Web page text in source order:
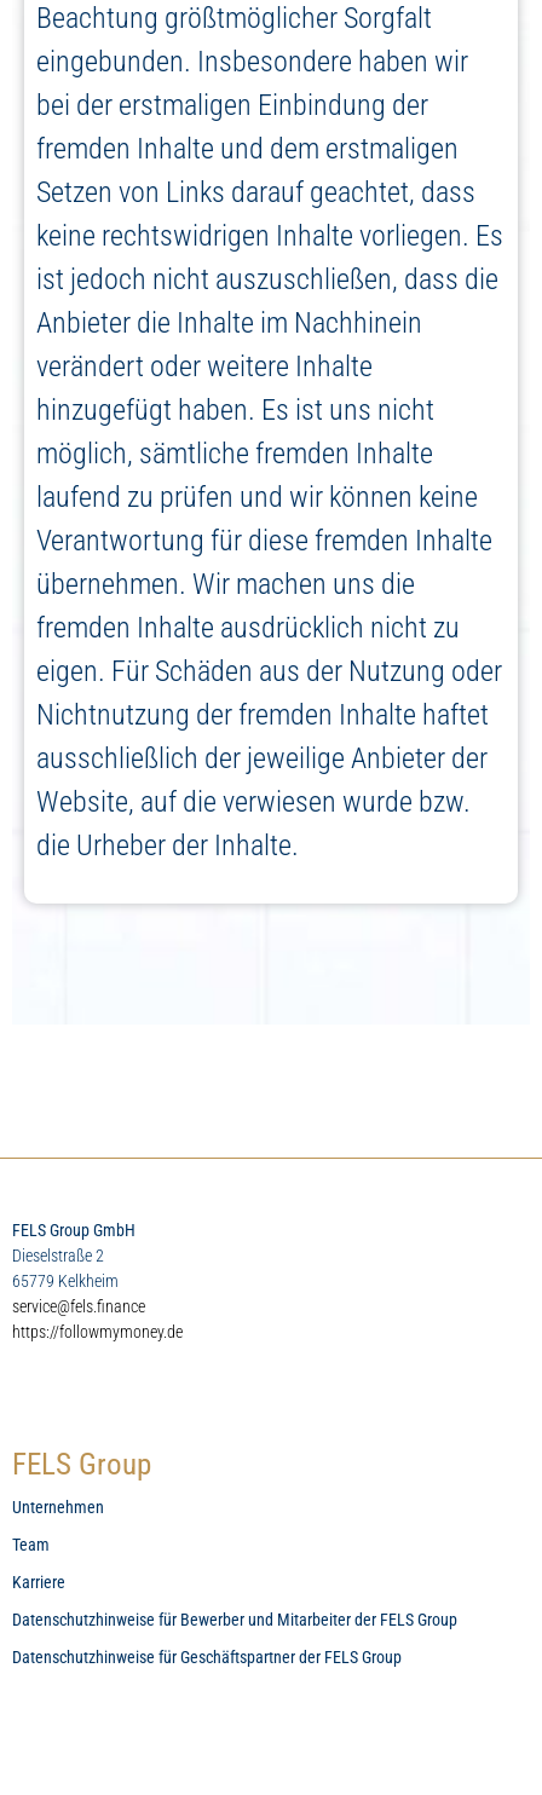
Beachtung größtmöglicher Sorgfalt
eingebunden. Insbesondere haben wir
bei der erstmaligen Einbindung der
fremden Inhalte und dem erstmaligen
Setzen von Links darauf geachtet, dass
keine rechtswidrigen Inhalte vorliegen. Es
ist jedoch nicht auszuschließen, dass die
Anbieter die Inhalte im Nachhinein
verändert oder weitere Inhalte
hinzugefügt haben. Es ist uns nicht
möglich, sämtliche fremden Inhalte
laufend zu prüfen und wir können keine
Verantwortung für diese fremden Inhalte
übernehmen. Wir machen uns die
fremden Inhalte ausdrücklich nicht zu
eigen. Für Schäden aus der Nutzung oder
Nichtnutzung der fremden Inhalte haftet
ausschließlich der jeweilige Anbieter der
Website, auf die verwiesen wurde bzw.
die Urheber der Inhalte.
FELS Group GmbH
Dieselstraße 2
65779 Kelkheim
service@fels.finance
https://followmymoney.de
FELS Group
Unternehmen
Team
Karriere
Datenschutzhinweise für Bewerber und Mitarbeiter der FELS Group
Datenschutzhinweise für Geschäftspartner der FELS Group